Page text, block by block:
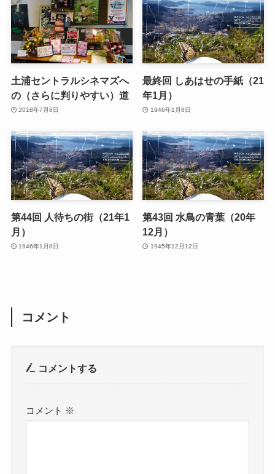
土浦セントラルシネマズへ
の（さらに判りやすい）道
2018年7月8日
最終回 しあはせの手紙（21
年1月）
1946年1月8日
第44回 人待ちの街（21年1
月）
1946年1月8日
第43回 水鳥の青葉（20年
12月）
1945年12月12日
コメント
コメントする
コメント ※